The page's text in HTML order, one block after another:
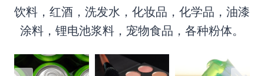
饮料，红酒，洗发水，化妆品，化学品，油漆
涂料，锂电池浆料，宠物食品，各种粉体。